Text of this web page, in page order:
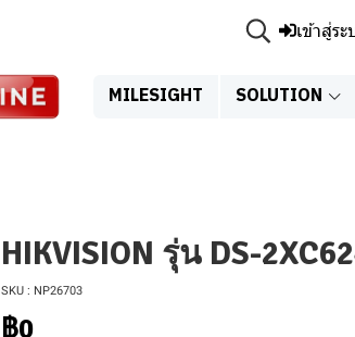
เข้าสู่ระ
MILESIGHT SOLUTION
HIKVISION รุ่น DS-
SKU : NP26703
฿0